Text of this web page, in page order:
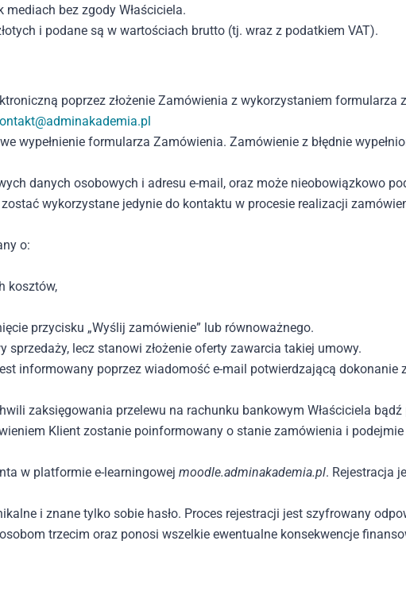
bez zgody Właściciela.
i podane są w wartościach brutto (tj. wraz z podatkiem VAT).
poprzez złożenie Zamówienia z wykorzystaniem formularza
wypełnienie formularza Zamówienia. Zamówienie z błędnie
danych osobowych i adresu e-mail, oraz może nieobowiązkowo
wykorzystane jedynie do kontaktu w procesie realizacji
o:
kosztów,
przycisku „Wyślij zamówienie” lub równoważnego.
lecz stanowi złożenie oferty zawarcia takiej umowy.
informowany poprzez wiadomość e-mail potwierdzającą dokonanie
zaksięgowania przelewu na rachunku bankowym Właściciela bądź
Klient zostanie poinformowany o stanie zamówienia i
w platformie e-learningowej moodle.adminakademia.pl. Rejestracja
i znane tylko sobie hasło. Proces rejestracji jest szyfrowany
trzecim oraz ponosi wszelkie ewentualne konsekwencje